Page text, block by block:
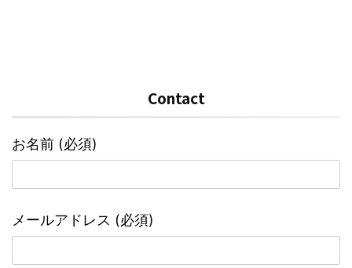
Contact
お名前 (必須)
メールアドレス (必須)